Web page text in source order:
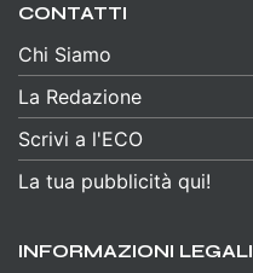
CONTATTI
Chi Siamo
La Redazione
Scrivi a l'ECO
La tua pubblicità qui!
INFORMAZIONI LEGALI